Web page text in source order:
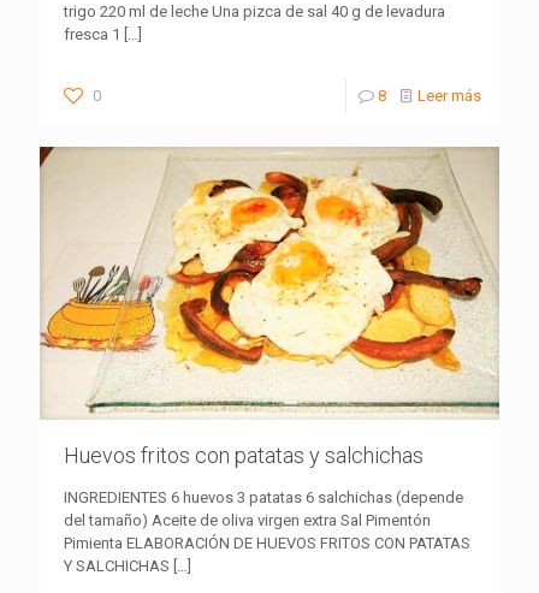
trigo 220 ml de leche Una pizca de sal 40 g de levadura
fresca 1
0 8 Leer más
Huevos fritos con patatas y salchichas
INGREDIENTES 6 huevos 3 patatas 6 salchichas (depende
del tamaño) Aceite de oliva virgen extra Sal Pimentón
Pimienta ELABORACIÓN DE HUEVOS FRITOS CON PATATAS
Y SALCHICHAS […]